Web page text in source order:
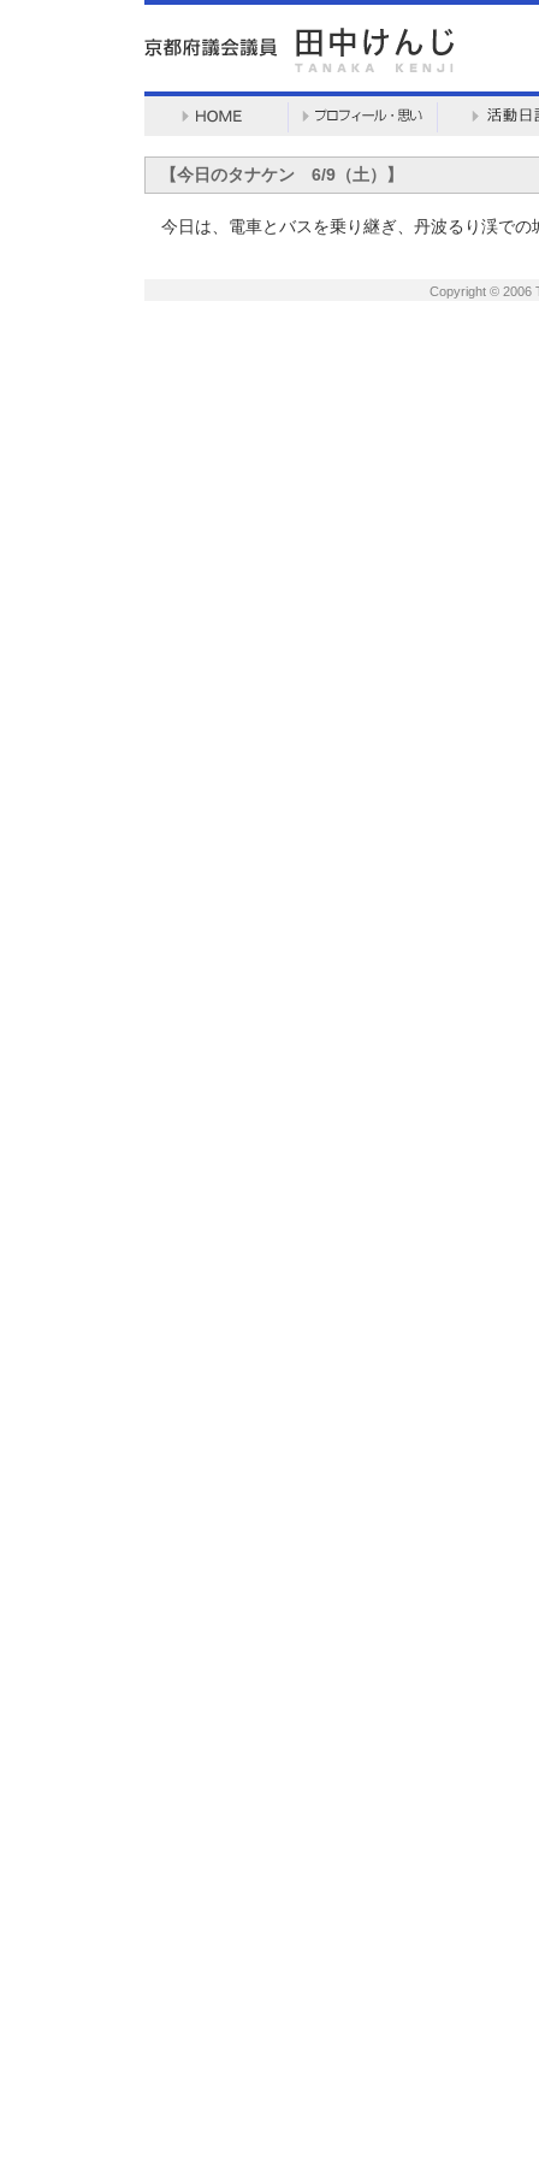
【今日のタナケン 6/9（土）】
今日は、電車とバスを乗り継ぎ、丹波るり渓で
Copyright © 2006